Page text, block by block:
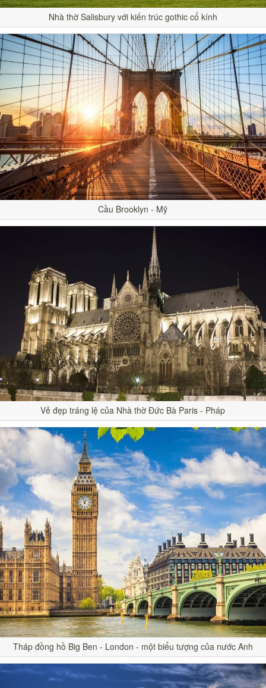
Nhà thờ Salisbury với kiến trúc gothic cổ kính
Cầu Brooklyn - Mỹ
Vẻ đẹp tráng lệ của Nhà thờ Đức Bà Paris - Pháp
Tháp đồng hồ Big Ben - London - một biểu tượng của nước Anh